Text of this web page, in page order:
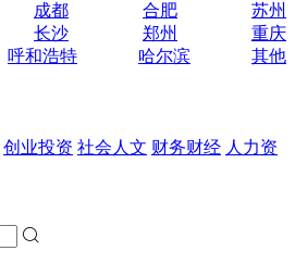
成都 合肥
苏州
长沙 郑州
重庆
呼和浩特 哈尔滨
其他
创业投资 社会人文 财务财经 人力资